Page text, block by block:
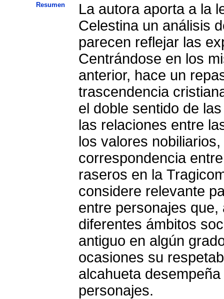
Resumen
La autora aporta a la
Celestina un análisis
parecen reflejar las
Centrándose en los
anterior, hace un
trascendencia
el doble sentido de
las relaciones entre
los valores
correspondencia
raseros en la
considere relevante
entre personajes
diferentes ámbitos
antiguo en algún
ocasiones su
alcahueta
personajes.